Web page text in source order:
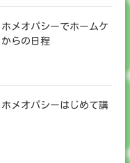
ホメオパシーでホームケ
らの日程
ホメオパシーはじめて講